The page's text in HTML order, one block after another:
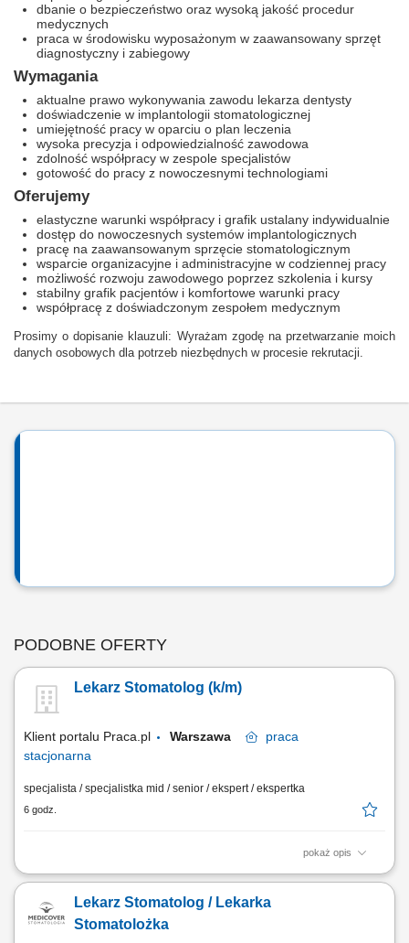
dbanie o bezpieczeństwo oraz wysoką jakość procedur
medycznych
praca w środowisku wyposażonym w zaawansowany sprzęt
diagnostyczny i zabiegowy
Wymagania
aktualne prawo wykonywania zawodu lekarza dentysty
doświadczenie w implantologii stomatologicznej
umiejętność pracy w oparciu o plan leczenia
wysoka precyzja i odpowiedzialność zawodowa
zdolność współpracy w zespole specjalistów
gotowość do pracy z nowoczesnymi technologiami
Oferujemy
elastyczne warunki współpracy i grafik ustalany indywidualnie
dostęp do nowoczesnych systemów implantologicznych
pracę na zaawansowanym sprzęcie stomatologicznym
wsparcie organizacyjne i administracyjne w codziennej pracy
możliwość rozwoju zawodowego poprzez szkolenia i kursy
stabilny grafik pacjentów i komfortowe warunki pracy
współpracę z doświadczonym zespołem medycznym
Prosimy o dopisanie klauzuli: Wyrażam zgodę na przetwarzanie moich
danych osobowych dla potrzeb niezbędnych w procesie rekrutacji.
PODOBNE OFERTY
Lekarz Stomatolog (k/m)
Klient portalu Praca.pl Warszawa
praca
stacjonarna
specjalista / specjalistka mid / senior / ekspert / ekspertka
6 godz.
pokaż opis
wykonywanie zabiegów z zakresu stomatologii zachowawczej z
terapeutycznych, tworzenie oraz realizacja planów leczenia
odpowiadających potrzebom pacjentów, monitorowanie przebiegu
Lekarz Stomatolog / Lekarka
Stomatolożka